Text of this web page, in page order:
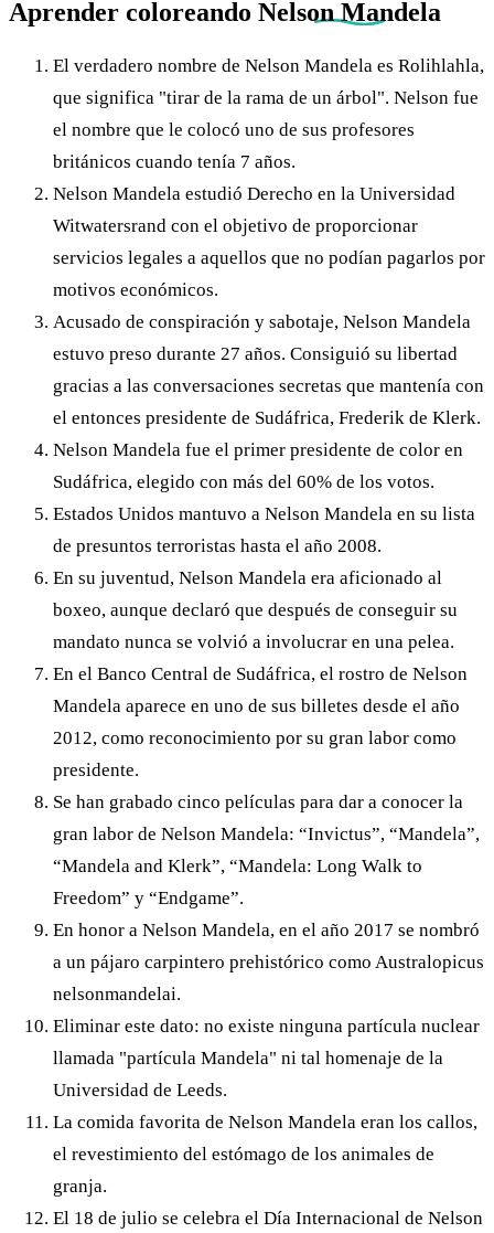
Aprender coloreando Nelson Mandela
El verdadero nombre de Nelson Mandela es Rolihlahla,
que significa "tirar de la rama de un árbol". Nelson fue
el nombre que le colocó uno de sus profesores
británicos cuando tenía 7 años.
Nelson Mandela estudió Derecho en la Universidad
Witwatersrand con el objetivo de proporcionar
servicios legales a aquellos que no podían pagarlos por
motivos económicos.
Acusado de conspiración y sabotaje, Nelson Mandela
estuvo preso durante 27 años. Consiguió su libertad
gracias a las conversaciones secretas que mantenía con
el entonces presidente de Sudáfrica, Frederik de Klerk.
Nelson Mandela fue el primer presidente de color en
Sudáfrica, elegido con más del 60% de los votos.
Estados Unidos mantuvo a Nelson Mandela en su lista
de presuntos terroristas hasta el año 2008.
En su juventud, Nelson Mandela era aficionado al
boxeo, aunque declaró que después de conseguir su
mandato nunca se volvió a involucrar en una pelea.
En el Banco Central de Sudáfrica, el rostro de Nelson
Mandela aparece en uno de sus billetes desde el año
2012, como reconocimiento por su gran labor como
presidente.
Se han grabado cinco películas para dar a conocer la
gran labor de Nelson Mandela: “Invictus”, “Mandela”,
“Mandela and Klerk”, “Mandela: Long Walk to
Freedom” y “Endgame”.
En honor a Nelson Mandela, en el año 2017 se nombró
a un pájaro carpintero prehistórico como Australopicus
nelsonmandelai.
Eliminar este dato: no existe ninguna partícula nuclear
llamada "partícula Mandela" ni tal homenaje de la
Universidad de Leeds.
La comida favorita de Nelson Mandela eran los callos,
el revestimiento del estómago de los animales de
granja.
El 18 de julio se celebra el Día Internacional de Nelson